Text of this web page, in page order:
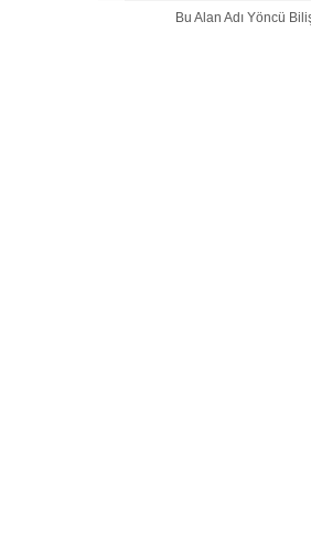
Bu Alan Adı Yöncü